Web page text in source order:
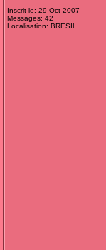
Inscrit le: 29 Oct 2007
Messages: 42
Localisation: BRESIL